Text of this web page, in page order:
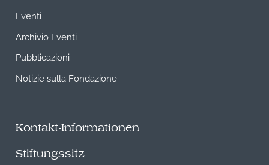
Eventi
Archivio Eventi
Pubblicazioni
Notizie sulla Fondazione
Kontakt-Informationen
Stiftungssitz